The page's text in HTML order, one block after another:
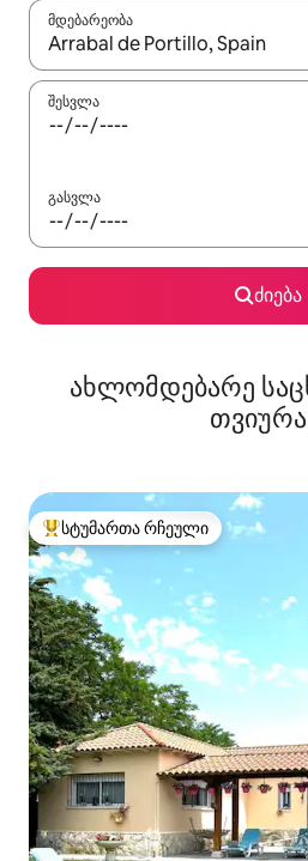
მდებარეობა
როცა შედეგები ხელმისაწვდომი
შესვლა
გასვლა
ძიება
ახლომდებარე
სტუმართა რჩეული მოწინავე
სტუმართა რჩეული